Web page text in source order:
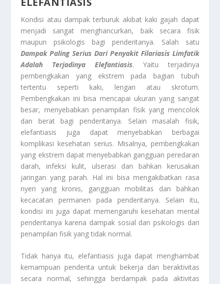
Kondisi atau dampak terburuk akibat kaki gajah dapat
menjadi sangat menghancurkan, baik secara fisik
maupun psikologis bagi penderitanya. Salah satu
Dampak Paling Serius Dari Penyakit Filariasis Limfatik
Adalah Terjadinya Elefantiasis. Yaitu terjadinya
pembengkakan yang ekstrem pada bagian tubuh
tertentu seperti kaki, lengan atau skrotum.
Pembengkakan ini bisa mencapai ukuran yang sangat
besar, menyebabkan penampilan fisik yang mencolok
dan berat bagi penderitanya. Selain masalah fisik,
elefantiasis juga dapat menyebabkan berbagai
komplikasi kesehatan serius. Misalnya, pembengkakan
yang ekstrem dapat menyebabkan gangguan peredaran
darah, infeksi kulit, ulserasi dan bahkan kerusakan
jaringan yang parah. Hal ini bisa mengakibatkan rasa
nyeri yang kronis, gangguan mobilitas dan bahkan
kecacatan permanen pada penderitanya. Selain itu,
kondisi ini juga dapat memengaruhi kesehatan mental
penderitanya karena dampak sosial dan psikologis dari
penampilan fisik yang tidak normal.
Tidak hanya itu, elefantiasis juga dapat menghambat
kemampuan penderita untuk bekerja dan beraktivitas
secara normal, sehingga berdampak pada aktivitas